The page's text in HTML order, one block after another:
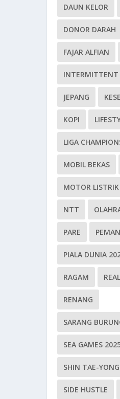
DAUN KELOR
DONOR DARAH
FAJAR ALFIAN
INTERMITTENT
JEPANG
KOPI
LIGA
MOBIL BEKAS
MOTOR LISTRIK
NTT
PARE
PIALA DUNIA
RAGAM
RENANG
SARANG
SEA GAMES
SHIN TAE-YONG
SIDE HUSTLE